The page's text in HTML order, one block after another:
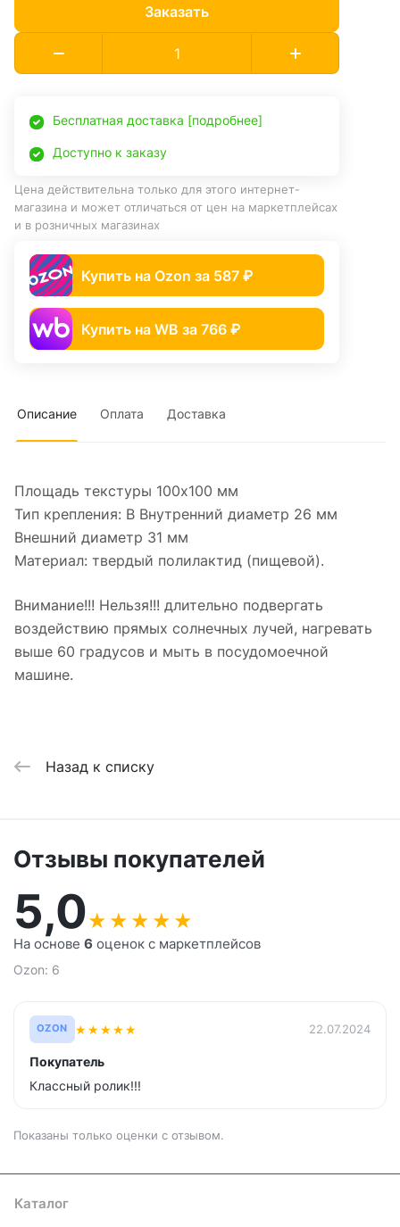
Заказать
Бесплатная доставка [подробнее]
Доступно к заказу
Цена действительна только для этого интернет-
магазина и может отличаться от цен на маркетплейсах
и в розничных магазинах
Купить на Ozon за 587 ₽
Купить на WB за 766 ₽
Описание Оплата Доставка
Площадь текстуры 100x100 мм
Тип крепления: B Внутренний диаметр 26 мм
Внешний диаметр 31 мм
Материал: твердый полилактид (пищевой).
Внимание!!! Нельзя!!! длительно подвергать
воздействию прямых солнечных лучей, нагревать
выше 60 градусов и мыть в посудомоечной
машине.
Назад к списку
Отзывы покупателей
5,0★ ★ ★ ★ ★
На основе 6 оценок с маркетплейсов
Ozon: 6
OZON ★★★★★ 22.07.2024
Покупатель
Классный ролик!!!
Показаны только оценки с отзывом.
Каталог